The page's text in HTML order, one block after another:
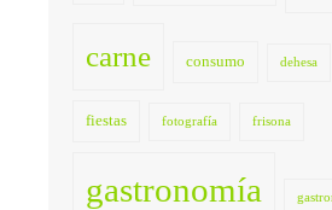
carne consumo dehesa
fiestas fotografía frisona
gastronomía